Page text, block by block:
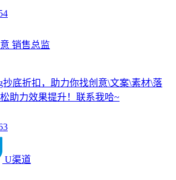
销售总监
抄底折扣，助力你找创意\文案\素材\落
助力效果提升！联系我哈~
U渠道